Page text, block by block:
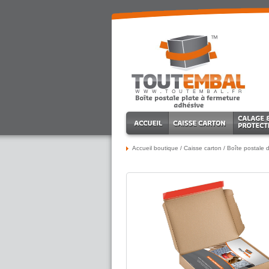
Accueil boutique / Caisse carton / Boîte postale